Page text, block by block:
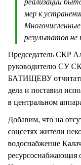
реализации
мер к
результатов не
Председатель СКР
руководителю СУ
БАТИЩЕВУ
дела и поставил
в центральном
Добавим, что на
соцсетях жители
водоснабжение